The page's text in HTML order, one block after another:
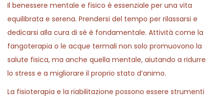
Il benessere mentale e fisico è essenziale per una vita
equilibrata e serena. Prendersi del tempo per rilassarsi e
dedicarsi alla cura di sé è fondamentale. Attività come la
fangoterapia o le acque termali non solo promuovono la
salute fisica, ma anche quella mentale, aiutando a ridurre
lo stress e a migliorare il proprio stato d’animo.
La fisioterapia e la riabilitazione possono essere strumenti